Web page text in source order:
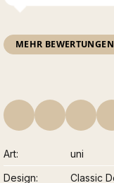
MEHR
Art
uni
Design
Classic